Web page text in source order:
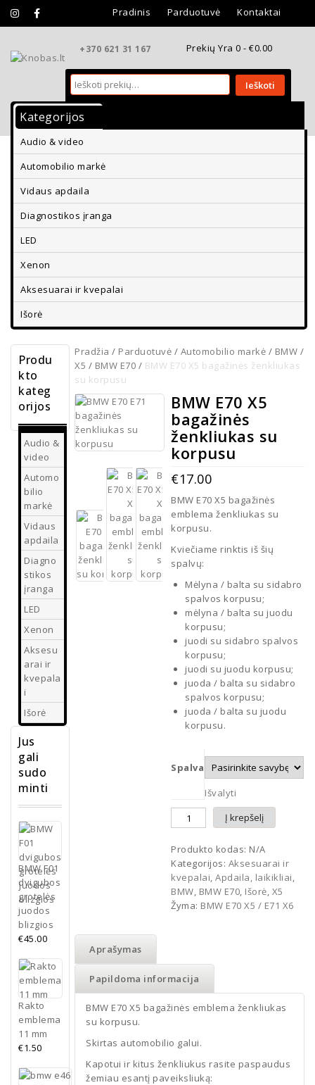
Pradinis Parduotuvė Kontaktai
+370 621 31 167 Prekių Yra 0 - €0.00
Ieškoti
Kategorijos
Audio & video
Automobilio markė
Vidaus apdaila
Diagnostikos įranga
LED
Xenon
Aksesuarai ir kvepalai
Išorė
Vidaus Apdaila
Aksesuarai Ir Kvepalai Diagnostikos Įranga
Parkavimo Davikliai Ir Vaizdo Kameros
Pradžia / Parduotuvė / Automobilio markė / BMW /
X5 / BMW E70 / BMW E70 X5 bagažinės ženkliukas
su korpusu
BMW E70 X5
bagažinės
ženkliukas su
korpusu
€17.00
BMW E70 X5 bagažinės
emblema ženkliukas su
korpusu.
Kviečiame rinktis iš šių
spalvų:
Mėlyna / balta su sidabro
spalvos korpusu;
mėlyna / balta su juodu
korpusu;
juodi su sidabro spalvos
korpusu;
juodi su juodu korpusu;
juoda / balta su sidabro
spalvos korpusu;
juoda / balta su juodu
korpusu.
Spalva
Išvalyti
Į krepšelį
Produkto kodas: N/A
Kategorijos: Aksesuarai ir
kvepalai,Apdaila, laikikliai,
BMW, BMW E70, Išorė, X5
Žyma: BMW E70 X5 / E71 X6
Aprašymas
Papildoma informacija
BMW E70 X5 bagažinės emblema ženkliukas
su korpusu.
Skirtas automobilio galui.
Kapotui ir kitus ženkliukus rasite paspaudus
žemiau esantį paveiksliuką:
Produ
kto
kateg
orijos
Audio &
video
Automo
bilio
markė
Vidaus
apdaila
Diagno
stikos
įranga
LED
Xenon
Aksesu
arai ir
kvepala
i
Išorė
Jus
gali
sudo
minti
BMW F01
dvigubos
grotelės
juodos
blizgios
€45.00
Rakto
emblema
11 mm
€1.50